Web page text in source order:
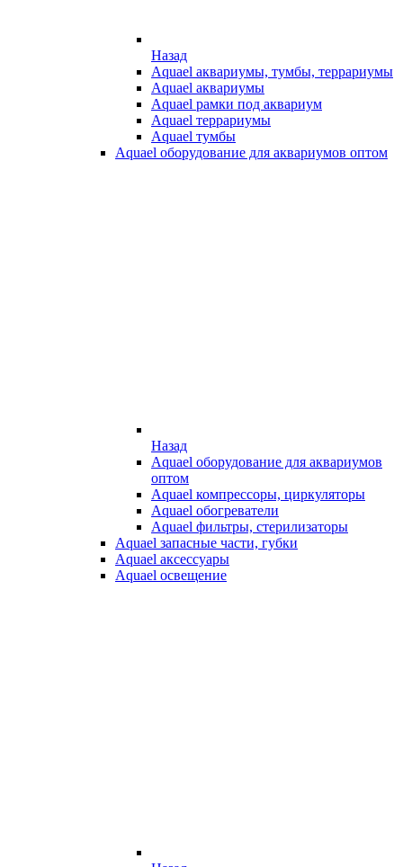
Назад
Aquael аквариумы, тумбы, террариумы
Aquael аквариумы
Aquael рамки под аквариум
Aquael террариумы
Aquael тумбы
Aquael оборудование для аквариумов оптом
Назад
Aquael оборудование для аквариумов
оптом
Aquael компрессоры, циркуляторы
Aquael обогреватели
Aquael фильтры, стерилизаторы
Aquael запасные части, губки
Aquael аксессуары
Aquael освещение